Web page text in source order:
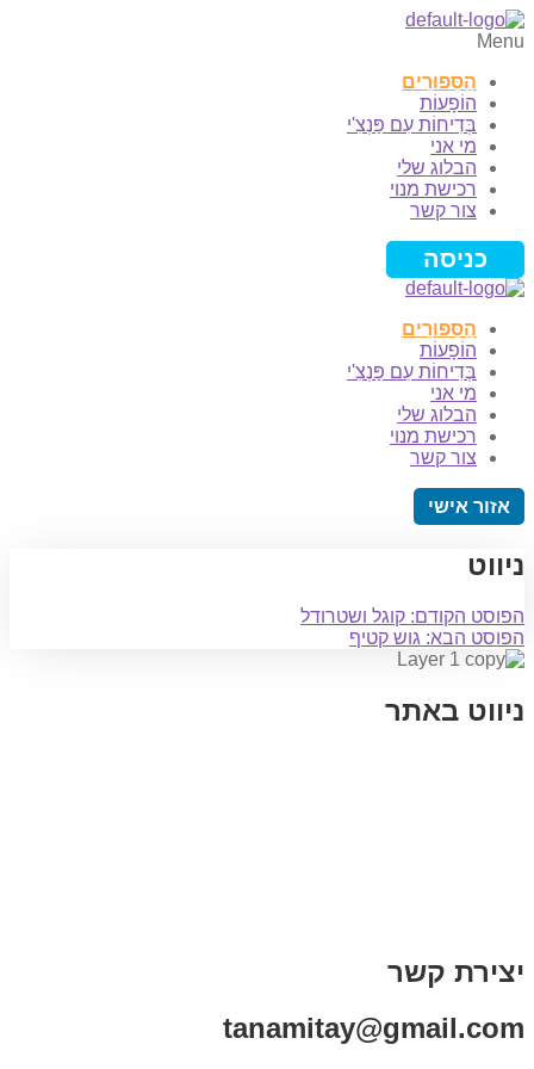
Menu
הַסִּפּוּרִים
הוֹפָעוֹת
בְּדִיחוֹת עִם פַּנְצִ'י
מי אני
הבלוג שלי
רכישת מנוי
צור קשר
כניסה
הַסִּפּוּרִים
הוֹפָעוֹת
בְּדִיחוֹת עִם פַּנְצִ'י
מי אני
הבלוג שלי
רכישת מנוי
צור קשר
אזור אישי
ניווט
הפוסט הקודם: קוגל ושטרודל
הפוסט הבא: גוש קטיף
ניווט באתר
יצירת קשר
tanamitay@gmail.com